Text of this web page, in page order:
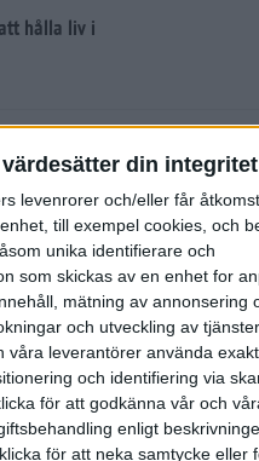
din integritet
levenrorer och/eller får
till exempel cookies, och
unika identifierare och
som skickas av en enhet for
mätning av annonsering
och utveckling av tjänster.
våra leverantörer använda
och identifiering via
för att godkänna vår och
enligt
för att neka samtycke eller
hålla liv i
semester i
i Trosa
kransen